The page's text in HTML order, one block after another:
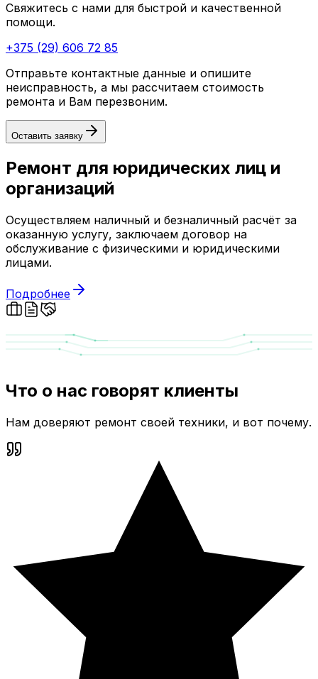
Свяжитесь с нами для быстрой и качественной
помощи.
+375 (29) 606 72 85
Отправьте контактные данные и опишите
неисправность, а мы рассчитаем стоимость
ремонта и Вам перезвоним.
Оставить заявку
Ремонт для юридических лиц и
организаций
Осуществляем наличный и безналичный расчёт за
оказанную услугу, заключаем договор на
обслуживание с физическими и юридическими
лицами.
Подробнее
Что о нас говорят клиенты
Нам доверяют ремонт своей техники, и вот почему.